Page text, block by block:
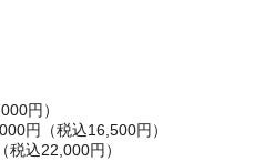
円）
円（税込16,500円）
込22,000円）